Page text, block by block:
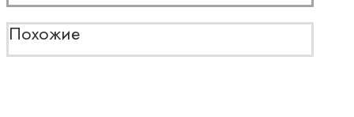
Похожие